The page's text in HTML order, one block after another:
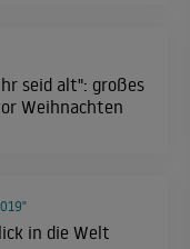
seid alt": großes
Weihnachten
in die Welt